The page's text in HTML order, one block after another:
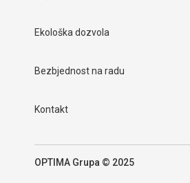
Ekološka dozvola
Bezbjednost na radu
Kontakt
OPTIMA Grupa © 2025